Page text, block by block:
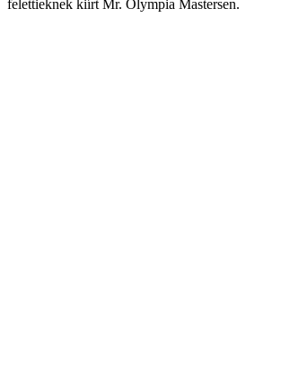
felettieknek kiírt Mr. Olympia Mastersen.